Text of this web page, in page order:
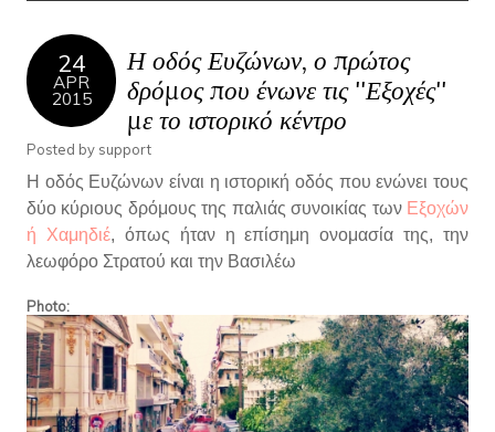
24
APR
2015
Η οδός Ευζώνων, ο πρώτος
δρόμος που ένωνε τις ''Εξοχές''
με το ιστορικό κέντρο
Posted by support
Η οδός Ευζώνων είναι η ιστορική οδός που ενώνει τους
δύο κύριους δρόμους της παλιάς συνοικίας των Εξοχών
ή Χαμηδιέ, όπως ήταν η επίσημη ονομασία της, την
λεωφόρο Στρατού και την Βασιλέω
Photo: